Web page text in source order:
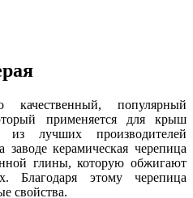
популярный
применяется для крыш
лучших производителей
керамическая черепица
глины, которую обжигают
Благодаря этому черепица
свойства.